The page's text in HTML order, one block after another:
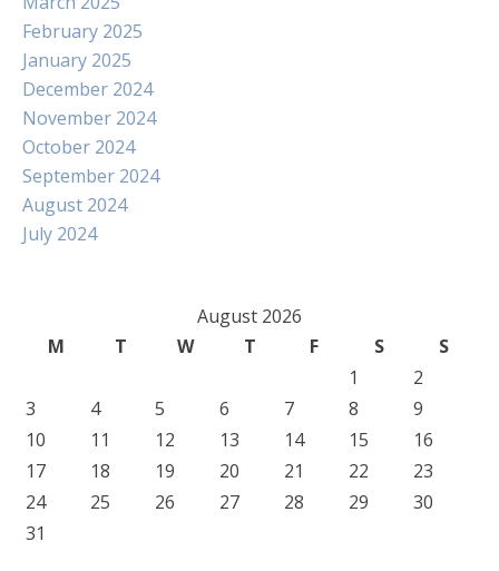
February 2025
January 2025
December 2024
November 2024
October 2024
September 2024
August 2024
July 2024
August 2026
M
T W T F S
S
1
2
3
4 5 6 7 8
9
10
11 12 13 14 15
16
17
18 19 20 21 22
23
24
25 26 27 28 29
30
31